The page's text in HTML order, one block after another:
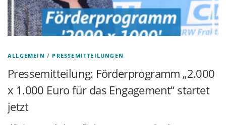
ALLGEMEIN / PRESSEMITTEILUNGEN
Pressemitteilung: Förderprogramm „2.000
x 1.000 Euro für das Engagement“ startet
jetzt